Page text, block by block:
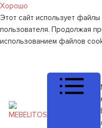
Хорошо
Этот сайт использует
пользователя. Продолжая
использованием файлов